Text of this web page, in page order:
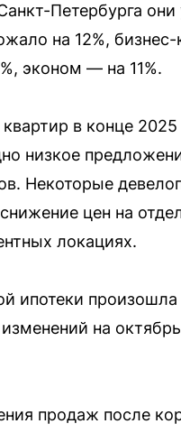
Петербурга они
на 12%,
эконом — на 11%.
в конце 2025
низкое
Некоторые
цен на
локациях.
ипотеки
на
продаж после